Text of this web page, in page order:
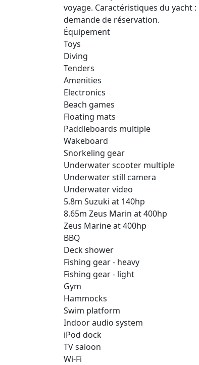
voyage. Caractéristiques du yacht
demande de réservation.
Équipement
Toys
Diving
Tenders
Amenities
Electronics
Beach games
Floating mats
Paddleboards multiple
Wakeboard
Snorkeling gear
Underwater scooter multiple
Underwater still camera
Underwater video
5.8m Suzuki at 140hp
8.65m Zeus Marin at 400hp
Zeus Marine at 400hp
BBQ
Deck shower
Fishing gear - heavy
Fishing gear - light
Gym
Hammocks
Swim platform
Indoor audio system
iPod dock
TV saloon
Wi-Fi